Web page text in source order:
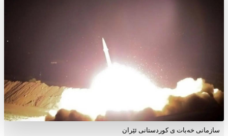
سازمانی خەبات ی کوردستانی ئێران